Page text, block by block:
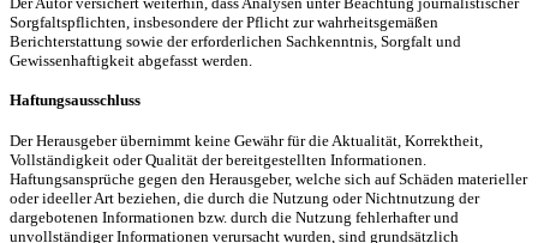
Sorgfaltspflichten, insbesondere der Pflicht zur wahrheitsgemäßen
Berichterstattung sowie der erforderlichen Sachkenntnis, Sorgfalt und
Gewissenhaftigkeit abgefasst werden.
Haftungsausschluss
Der Herausgeber übernimmt keine Gewähr für die Aktualität, Korrektheit,
Vollständigkeit oder Qualität der bereitgestellten Informationen.
Haftungsansprüche gegen den Herausgeber, welche sich auf Schäden materieller
oder ideeller Art beziehen, die durch die Nutzung oder Nichtnutzung der
dargebotenen Informationen bzw. durch die Nutzung fehlerhafter und
unvollständiger Informationen verursacht wurden, sind grundsätzlich